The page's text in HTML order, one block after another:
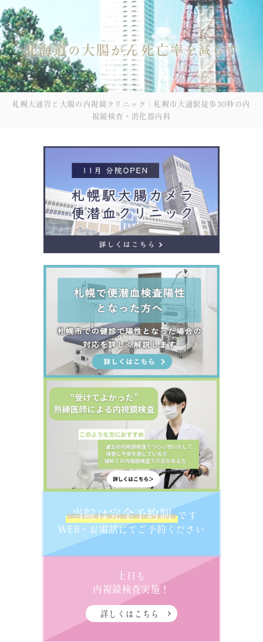
北海道の 大腸がん死亡率を減らす
札幌大通胃と大腸の内視鏡クリニック｜札幌市大通駅徒歩30秒の内
視鏡検査・消化器内科
土日も
内視鏡検査実施！
詳しくはこちら
当院は完全予約制
です
WEB・お電話にて ご予約ください